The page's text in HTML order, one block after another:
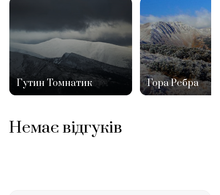
Гутин Томнатик Гора Ребра
Немає відгуків